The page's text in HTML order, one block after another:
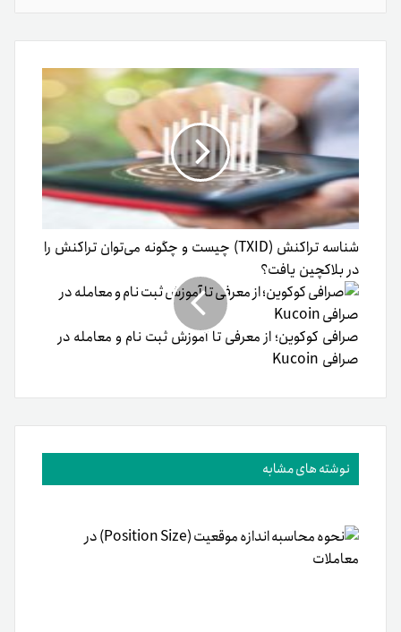
ایمیل
شناسه تراکنش (TXID) چیست و چگونه می‌توان تراکنش را
در بلاکچین یافت؟
صرافی کوکوین؛ از معرفی تا آموزش ثبت نام و معامله در
صرافی Kucoin
نوشته های مشابه